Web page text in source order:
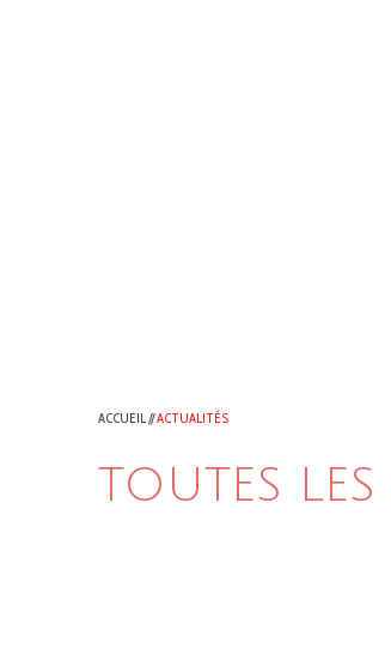
ACCUEIL//ACTUALITÉS
TOUTES